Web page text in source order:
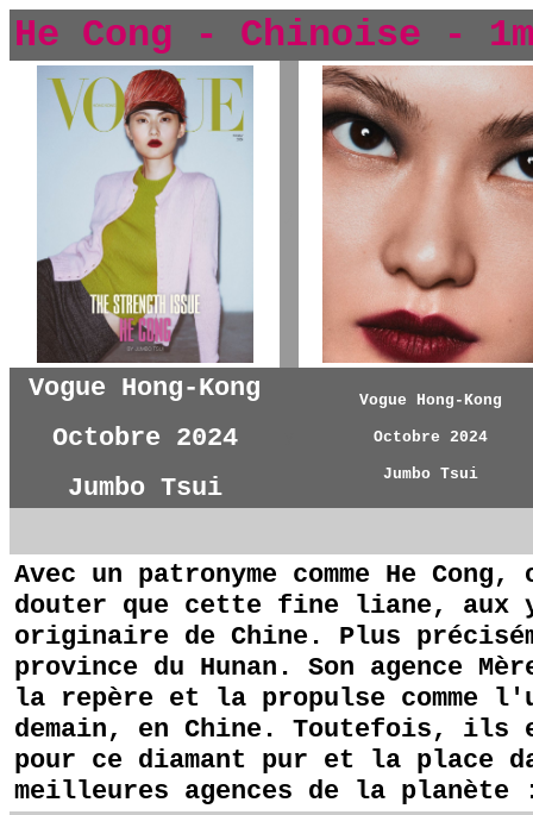
He Cong - Chinoise -
Vogue Hong-Kong
Octobre 2024
Jumbo Tsui
Vogue Hong-Kong
Octobre 2024
Jumbo Tsui
Avec un patronyme comme He
douter que cette fine liane, aux
originaire de Chine. Plus
province du Hunan. Son agence
la repère et la propulse comme
demain, en Chine. Toutefois, ils
pour ce diamant pur et la place
meilleures agences de la planète